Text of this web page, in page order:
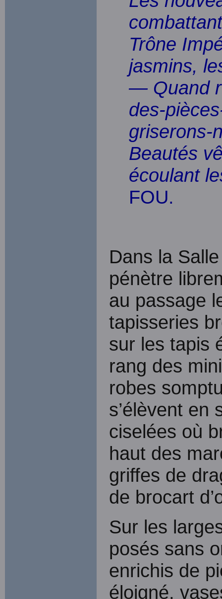
Trône
jasmins,
— Quand
des-
griserons-
Beautés
écoulant
FOU.
Dans la
pénètre
au passage
tapisseries
sur les tapis
rang des
robes
s’élèvent en
ciselées où
haut des
griffes de
de brocart
Sur les
posés sans
enrichis de
éloigné,